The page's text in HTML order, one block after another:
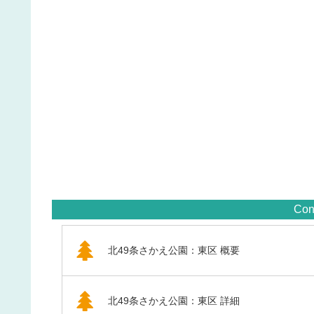
北49条さかえ公園：東区 概要
北49条さかえ公園：東区 詳細